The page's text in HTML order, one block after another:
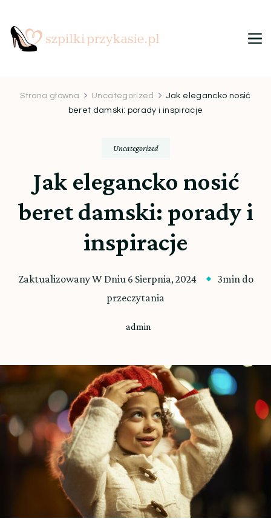
Strona główna Uncategorized
Jak elegancko nosić
beret damski: porady i inspiracje
Uncategorized
Jak elegancko nosić
beret damski: porady i
inspiracje
Zaktualizowany W Dniu 6 Sierpnia, 2024
3min do
przeczytania
admin